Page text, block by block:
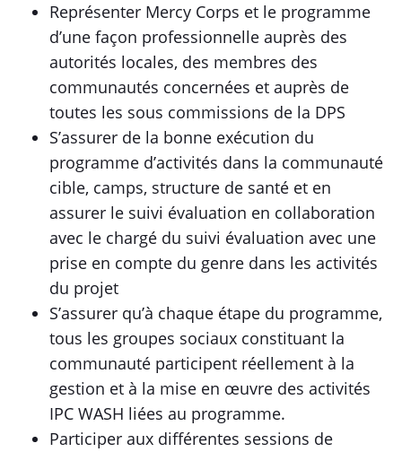
Représenter Mercy Corps et le programme
d’une façon professionnelle auprès des
autorités locales, des membres des
communautés concernées et auprès de
toutes les sous commissions de la DPS
S’assurer de la bonne exécution du
programme d’activités dans la communauté
cible, camps, structure de santé et en
assurer le suivi évaluation en collaboration
avec le chargé du suivi évaluation avec une
prise en compte du genre dans les activités
du projet
S’assurer qu’à chaque étape du programme,
tous les groupes sociaux constituant la
communauté participent réellement à la
gestion et à la mise en œuvre des activités
IPC WASH liées au programme.
Participer aux différentes sessions de